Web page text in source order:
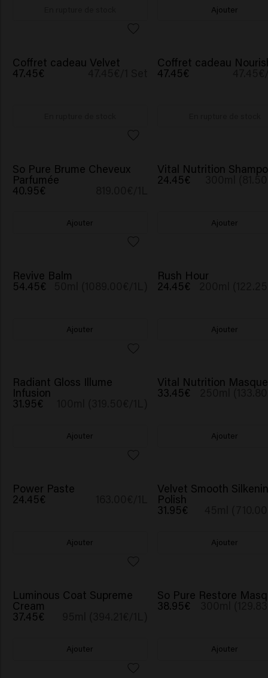
Ajouter
VALEUR 60,10€
Coffret cadeau Velvet
47.45€
VALEUR 60,10€
Coffret cadeau
47.45€
So Pure Brume Cheveux
Parfumée
40.95€
Ajouter
Vital Nutrition
24.45€ 300ml
Ajouter
Revive Balm
54.45€
Ajouter
Rush Hour
24.45€
Ajouter
Radiant Gloss Illume
Infusion
31.95€
Ajouter
Vital Nutrition Masque
33.45€ 250ml
Ajouter
BESTSELLER
Power Paste
24.45€
Ajouter
Velvet Smooth
Polish
31.95€
Ajouter
Luminous Coat Supreme
Cream
37.45€
Ajouter
So Pure Restore
38.95€ 300ml
Ajouter